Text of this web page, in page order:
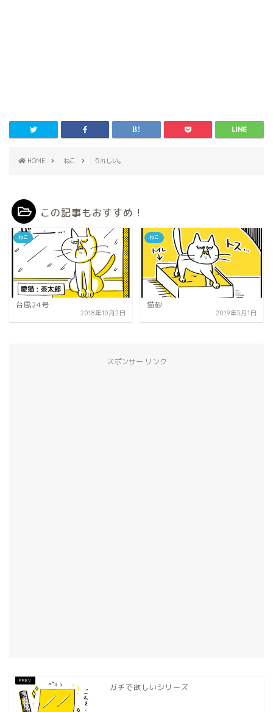
HOME ねこ うれしい。
この記事もおすすめ！
ねこ
台風24号
2018年10月2日
ねこ
猫砂
2019年5月1日
スポンサー リンク
ガチで欲しいシリーズ